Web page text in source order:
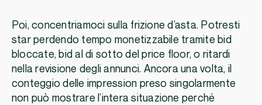
Poi, concentriamoci sulla frizione d’asta. Potresti
star perdendo tempo monetizzabile tramite bid
bloccate, bid al di sotto del price floor, o ritardi
nella revisione degli annunci. Ancora una volta, il
conteggio delle impression preso singolarmente
non può mostrare l’intera situazione perché